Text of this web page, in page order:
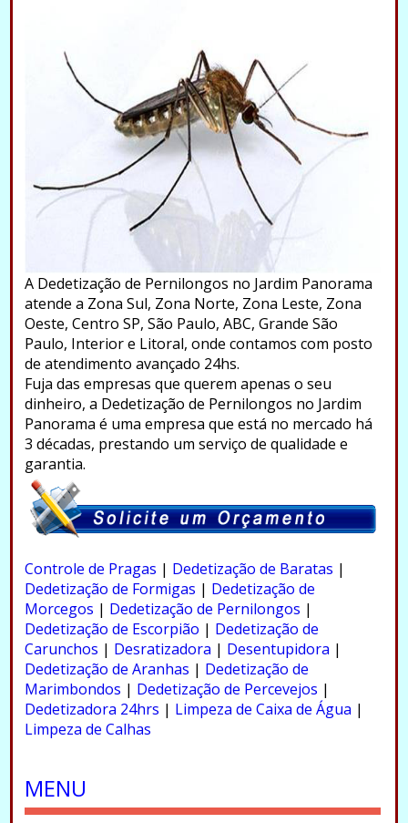
A Dedetização de Pernilongos no Jardim Panorama
atende a Zona Sul, Zona Norte, Zona Leste, Zona
Oeste, Centro SP, São Paulo, ABC, Grande São
Paulo, Interior e Litoral, onde contamos com posto
de atendimento avançado 24hs.
Fuja das empresas que querem apenas o seu
dinheiro, a Dedetização de Pernilongos no Jardim
Panorama é uma empresa que está no mercado há
3 décadas, prestando um serviço de qualidade e
garantia.
Controle de Pragas | Dedetização de Baratas |
Dedetização de Formigas | Dedetização de
Morcegos | Dedetização de Pernilongos |
Dedetização de Escorpião | Dedetização de
Carunchos | Desratizadora | Desentupidora |
Dedetização de Aranhas | Dedetização de
Marimbondos | Dedetização de Percevejos |
Dedetizadora 24hrs | Limpeza de Caixa de Água |
Limpeza de Calhas
MENU